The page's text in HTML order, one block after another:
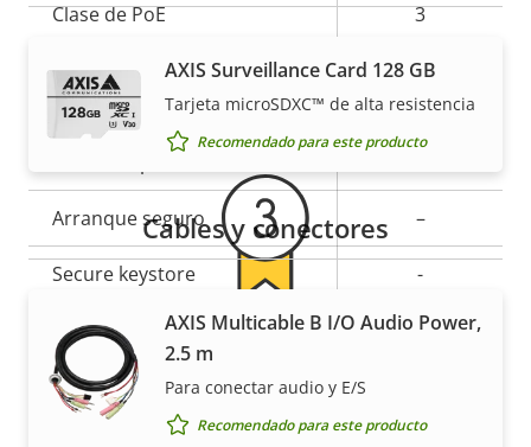
Descripción
propiedad
Valor de
propiedad
Clase de PoE 3
Seguridad
de
propiedad
la
propiedad
Arranque seguro –
Secure keystore -
Axis Edge Vault –
General
AXIS Surveillance Card 128 GB
Tarjeta microSDXC™ de alta resistencia
Recomendado para este producto
Cables y conectores
AXIS Multicable B I/O Audio Power,
2.5 m
Para conectar audio y E/S
Recomendado para este producto
Garantía
Para mayor tranquilidad
Nuestra garantía de 3 años brinda a nuestros